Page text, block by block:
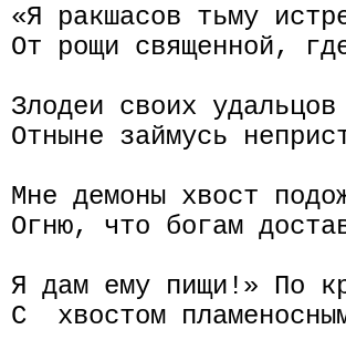
«Я ракшасов тьму
От рощи священной,
Злодеи своих
Отныне займусь
Мне демоны хвост
Огню, что богам
Я дам ему пищи!» По
С  хвостом